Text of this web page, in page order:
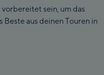
sein, um das
Beste aus deinen Touren in